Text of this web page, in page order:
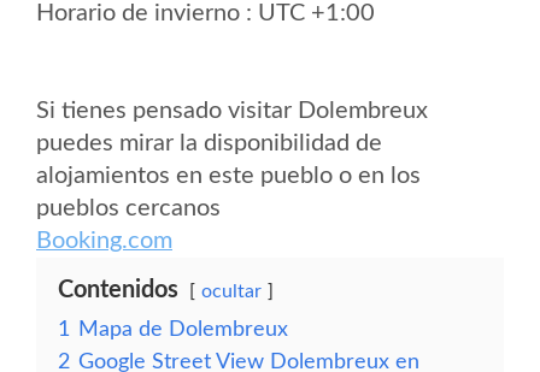
Horario de invierno : UTC +1:00
Si tienes pensado visitar Dolembreux
puedes mirar la disponibilidad de
alojamientos en este pueblo o en los
pueblos cercanos
Booking.com
Contenidos ocultar
1
Mapa de Dolembreux
2 Google Street View Dolembreux en